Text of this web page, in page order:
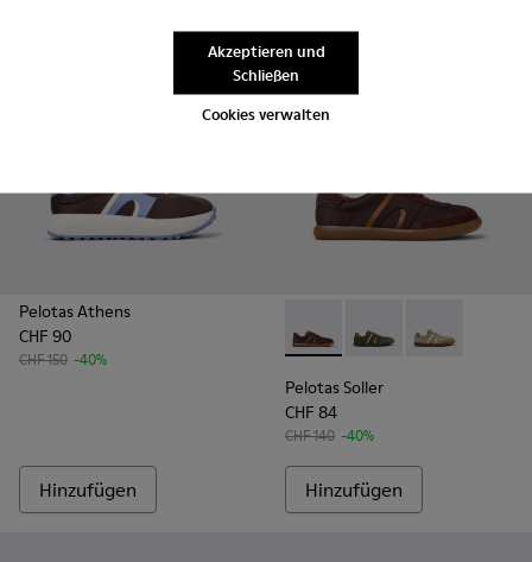
Cookies verwalten
Akzeptieren und
Schließen
Pelotas Athens
CHF 90
CHF 150 -40%
Hinzufügen
Pelotas Soller - K101056-
Pelotas Soller -
Pelotas
Pelotas Soller
CHF 84
CHF 140 -40%
Hinzufügen